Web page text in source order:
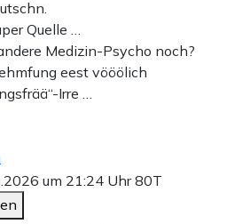
Quelle …
Medizin-Psycho noch?
eest vööölich
Irre …
um 21:24 Uhr80T